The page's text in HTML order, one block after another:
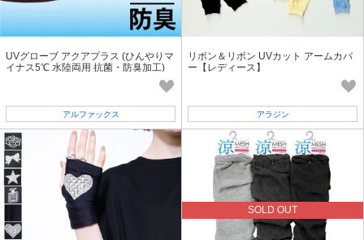
UVグローブ アクアプラス (ひんやりマ
イナス5℃ 水陸両用 抗菌・防臭加工)
アルファックス
リボン＆リボン UVカット アームカバ
ー【レディース】
アラジン
SOLD OUT